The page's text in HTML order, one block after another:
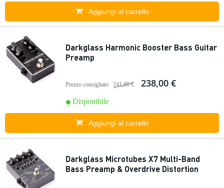
Aggiungi al carrello
Darkglass Harmonic Booster Bass Guitar
Preamp
Prezzo consigliato 241,00 € 238,00 €
Disponibile
Aggiungi al carrello
Darkglass Microtubes X7 Multi-Band
Bass Preamp & Overdrive Distortion